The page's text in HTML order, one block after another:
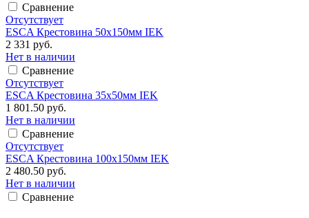
Сравнение
Отсутствует
ESCA Крестовина 50х150мм IEK
2 331 руб.
Нет в наличии
Сравнение
Отсутствует
ESCA Крестовина 35х50мм IEK
1 801.50 руб.
Нет в наличии
Сравнение
Отсутствует
ESCA Крестовина 100х150мм IEK
2 480.50 руб.
Нет в наличии
Сравнение